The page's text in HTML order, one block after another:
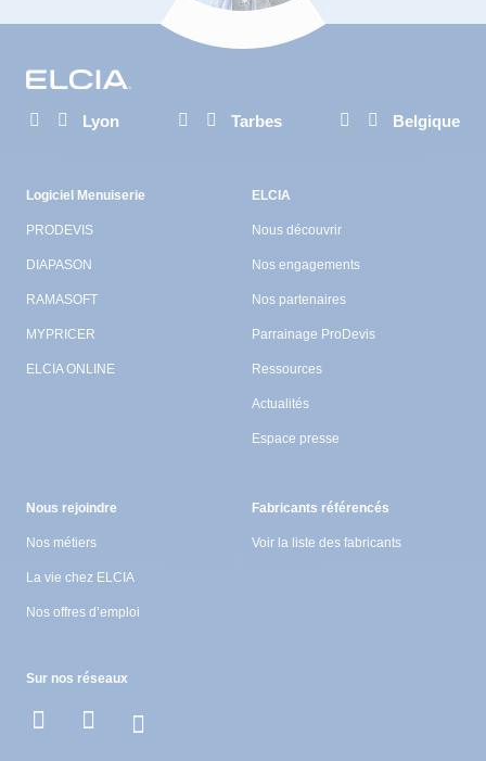
Lyon Tarbes Belgique
Logiciel Menuiserie
PRODEVIS
DIAPASON
RAMASOFT
MYPRICER
ELCIA ONLINE
ELCIA
Nous découvrir
Nos engagements
Nos partenaires
Parrainage ProDevis
Ressources
Actualités
Espace presse
Nous rejoindre
Nos métiers
La vie chez ELCIA
Nos offres d’emploi
Fabricants référencés
Voir la liste des fabricants
Sur nos réseaux